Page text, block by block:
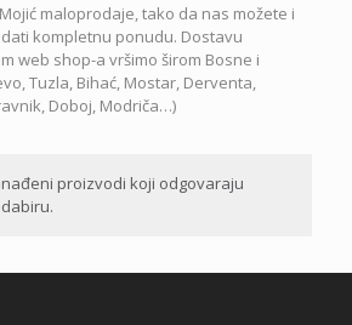
maloprodaje, tako da nas možete i
kompletnu ponudu. Dostavu
web shop-a vršimo širom Bosne i
Tuzla, Bihać, Mostar, Derventa,
Doboj, Modriča…)
proizvodi koji odgovaraju